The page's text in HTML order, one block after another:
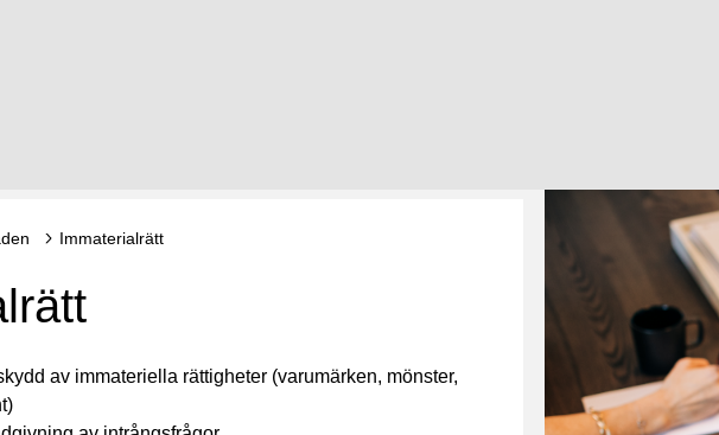
Immaterialrätt
av immateriella rättigheter (varumärken, mönster,